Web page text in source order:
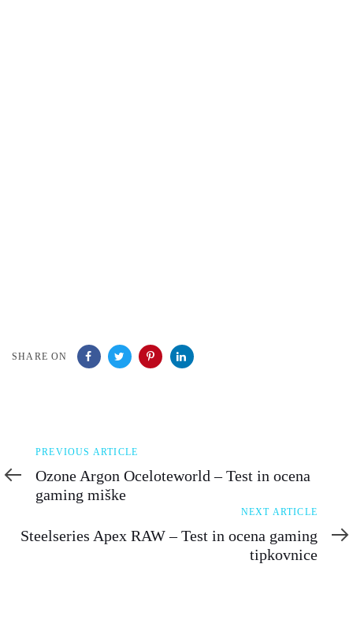
SHARE ON
Previous
Article
PREVIOUS ARTICLE
Ozone Argon Oceloteworld – Test in ocena
gaming miške
Article
NEXT ARTICLE
Steelseries Apex RAW – Test in ocena gaming
tipkovnice